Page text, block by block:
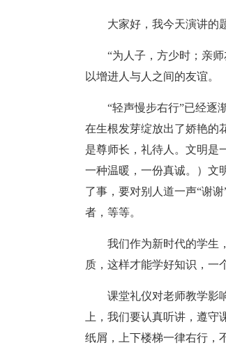
大家好，我今天演讲的
“为人子，方少时；亲
以增进人与人之间的友谊。
“轻声慢步右行”已经逐
在生根发芽绽放出了娇艳的
是尊师长，礼待人。文明是
一种温暖，一份真诚。）文
了事，要对别人道一声“谢
者，等等。
我们作为新时代的学生
质，这样才能学好知识，一
课堂礼仪对老师教学影
上，我们要认真听讲，遵
纸屑，上下楼梯一律右行，